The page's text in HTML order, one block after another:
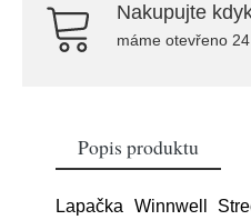
Nakupujte
máme otevřeno
Popis produktu
Lapačka Winnwell